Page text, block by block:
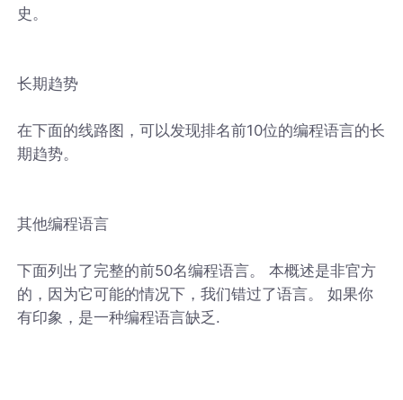
史。
长期趋势
在下面的线路图，可以发现排名前10位的编程语言的长
期趋势。
其他编程语言
下面列出了完整的前50名编程语言。 本概述是非官方
的，因为它可能的情况下，我们错过了语言。 如果你
有印象，是一种编程语言缺乏.